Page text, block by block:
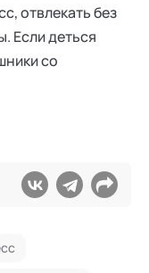
отвлекать без
Если деться
со